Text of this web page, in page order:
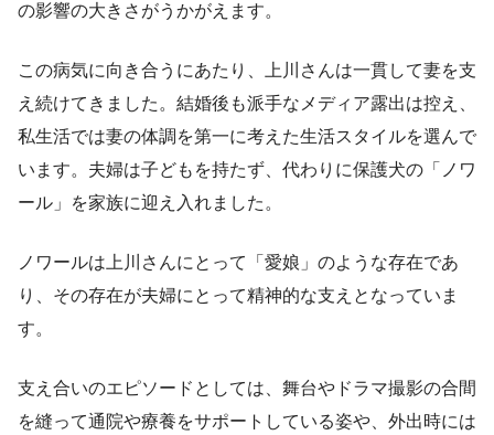
の影響の大きさがうかがえます。
この病気に向き合うにあたり、上川さんは一貫して妻を支
え続けてきました。結婚後も派手なメディア露出は控え、
私生活では妻の体調を第一に考えた生活スタイルを選んで
います。夫婦は子どもを持たず、代わりに保護犬の「ノワ
ール」を家族に迎え入れました。
ノワールは上川さんにとって「愛娘」のような存在であ
り、その存在が夫婦にとって精神的な支えとなっていま
す。
支え合いのエピソードとしては、舞台やドラマ撮影の合間
を縫って通院や療養をサポートしている姿や、外出時には